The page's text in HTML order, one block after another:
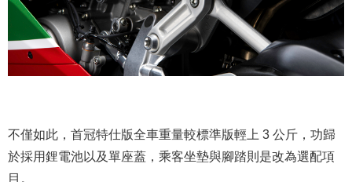
不僅如此，首冠特仕版全車重量較標準版輕上 3 公斤，功歸
於採用鋰電池以及單座蓋，乘客坐墊與腳踏則是改為選配項
目。